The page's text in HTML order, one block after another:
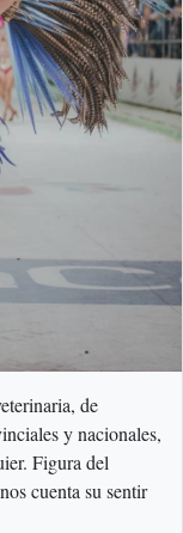
de
y nacionales,
Figura del
cuenta su sentir